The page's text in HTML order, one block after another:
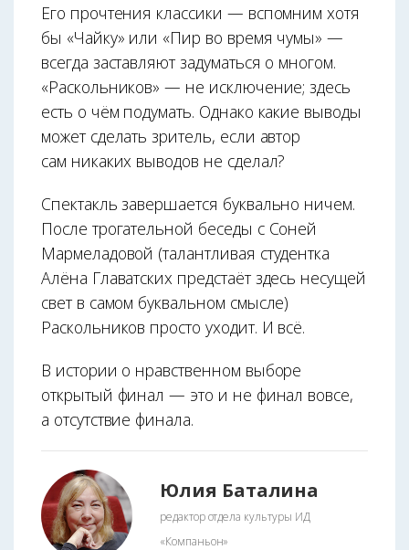
Его прочтения классики — вспомним хотя
бы «Чайку» или «Пир во время чумы» —
всегда заставляют задуматься о многом.
«Раскольников» — не исключение; здесь
есть о чём подумать. Однако какие выводы
может сделать зритель, если автор
сам никаких выводов не сделал?
Спектакль завершается буквально ничем.
После трогательной беседы с Соней
Мармеладовой (талантливая студентка
Алёна Главатских предстаёт здесь несущей
свет в самом буквальном смысле)
Раскольников просто уходит. И всё.
В истории о нравственном выборе
открытый финал — это и не финал вовсе,
а отсутствие финала.
Юлия Баталина
редактор отдела культуры ИД
«Компаньон»